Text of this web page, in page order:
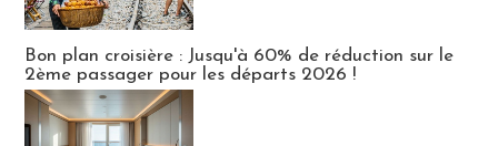
Bon plan croisière : Jusqu'à 60% de réduction sur le
2ème passager pour les départs 2026 !